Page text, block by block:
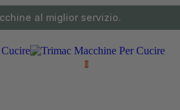
al miglior servizio.
00 articoli